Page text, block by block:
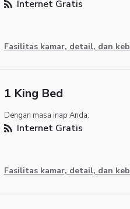
Internet Gratis
Fasilitas kamar, detail, dan
1 King Bed
Dengan masa inap Anda:
Internet Gratis
Fasilitas kamar, detail, dan